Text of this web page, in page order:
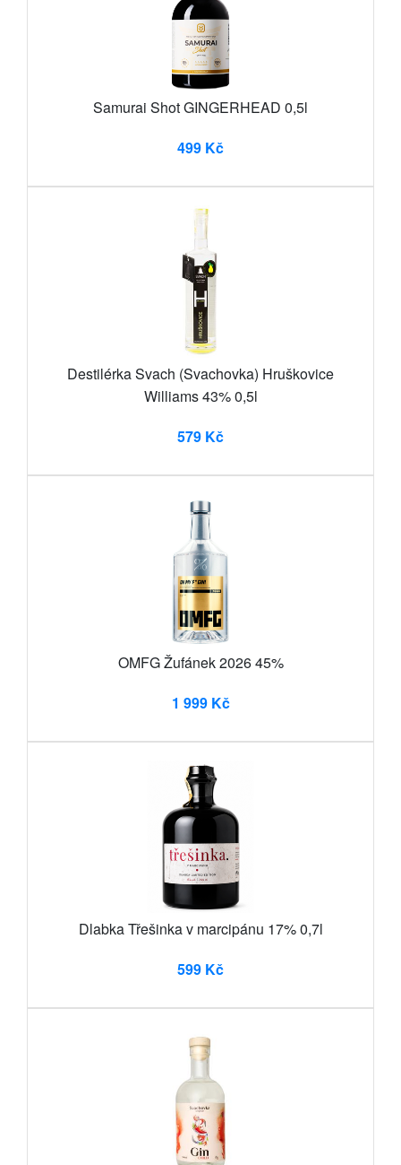
Samurai Shot GINGERHEAD 0,5l
499 Kč
Destilérka Svach (Svachovka) Hruškovice
Williams 43% 0,5l
579 Kč
OMFG Žufánek 2026 45%
1 999 Kč
Dlabka Třešinka v marcipánu 17% 0,7l
599 Kč